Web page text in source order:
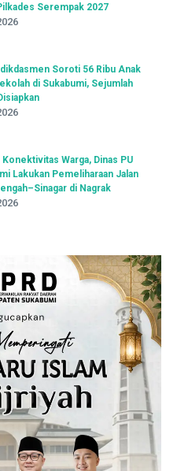
Serempak 2027
Soroti 56 Ribu Anak
di Sukabumi, Sejumlah
Konektivitas Warga, Dinas PU
Lakukan Pemeliharaan Jalan
di Nagrak